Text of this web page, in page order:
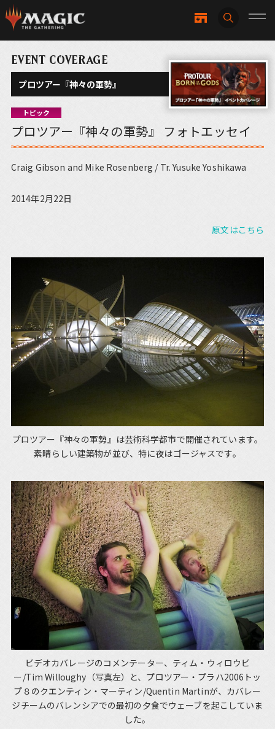
EVENT COVERAGE
プロツアー『神々の軍勢』
トピック
プロツアー『神々の軍勢』 フォトエッセイ
Craig Gibson and Mike Rosenberg / Tr. Yusuke Yoshikawa
2014年2月22日
原文はこちら
プロツアー『神々の軍勢』は芸術科学都市で開催されています。
素晴らしい建築物が並び、特に夜はゴージャスです。
ビデオカバレージのコメンテーター、ティム・ウィロウビ
ー/Tim Willoughy（写真左）と、プロツアー・プラハ2006トッ
プ８のクエンティン・マーティン/Quentin Martinが、カバレー
ジチームのバレンシアでの最初の夕食でウェーブを起こしていま
した。